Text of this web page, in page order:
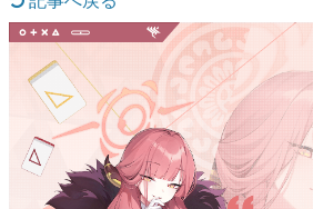
ゲームが変えた日本語
「経験値」「裏技」「ラスボ
の起源や用法の変遷を、コン
イニーP氏が徹底調査。
カテゴリ
特集記事